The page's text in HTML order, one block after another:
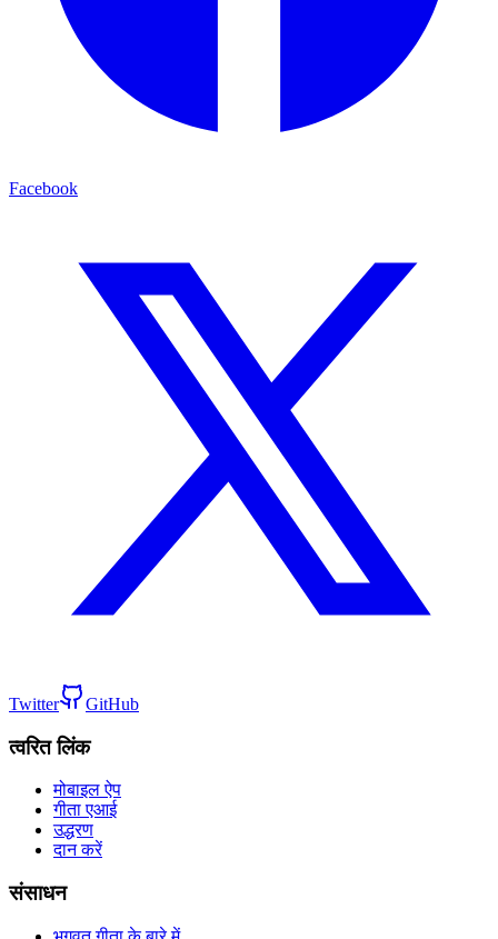
Facebook
Twitter GitHub
त्वरित लिंक
मोबाइल ऐप
गीता एआई
उद्धरण
दान करें
संसाधन